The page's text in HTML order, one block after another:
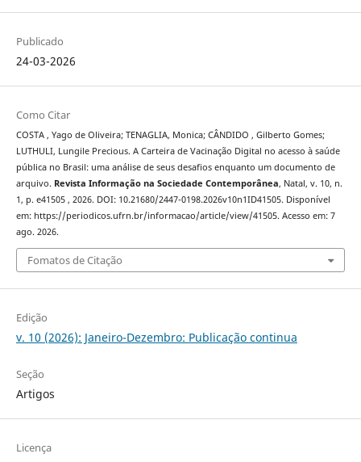
Publicado
24-03-2026
Como Citar
COSTA , Yago de Oliveira; TENAGLIA, Monica; CÂNDIDO , Gilberto Gomes;
LUTHULI, Lungile Precious. A Carteira de Vacinação Digital no acesso à saúde
pública no Brasil: uma análise de seus desafios enquanto um documento de
arquivo. Revista Informação na Sociedade Contemporânea, Natal, v. 10, n.
1, p. e41505 , 2026. DOI: 10.21680/2447-0198.2026v10n1ID41505. Disponível
em: https://periodicos.ufrn.br/informacao/article/view/41505. Acesso em: 7
ago. 2026.
Fomatos de Citação
Edição
v. 10 (2026): Janeiro-Dezembro: Publicação continua
Seção
Artigos
Licença